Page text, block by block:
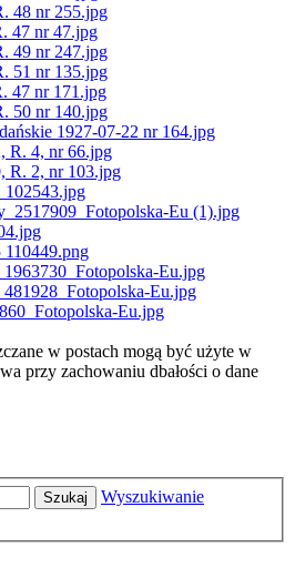
w postach mogą być użyte w
przy zachowaniu dbałości o dane
Szukaj
Wyszukiwanie